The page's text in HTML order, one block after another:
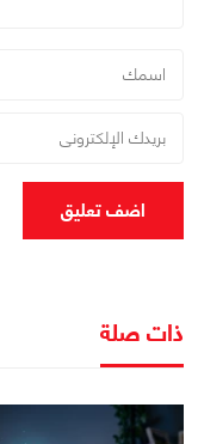
اضف تعليق
ذات صلة